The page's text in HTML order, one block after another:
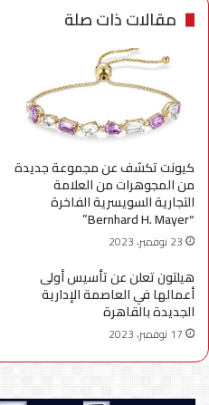
مقالات ذات صلة
كيونت تكشف عن مجموعة جديدة
من المجوهرات من العلامة
التجارية السويسرية الفاخرة
“Bernhard H. Mayer”
23 نوفمبر، 2023
هيلتون تعلن عن تأسيس أولى
أعمالها في العاصمة الإدارية
الجديدة بالقاهرة
17 نوفمبر، 2023